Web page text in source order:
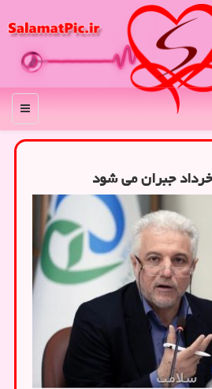
منو
خرداد جبران می شود